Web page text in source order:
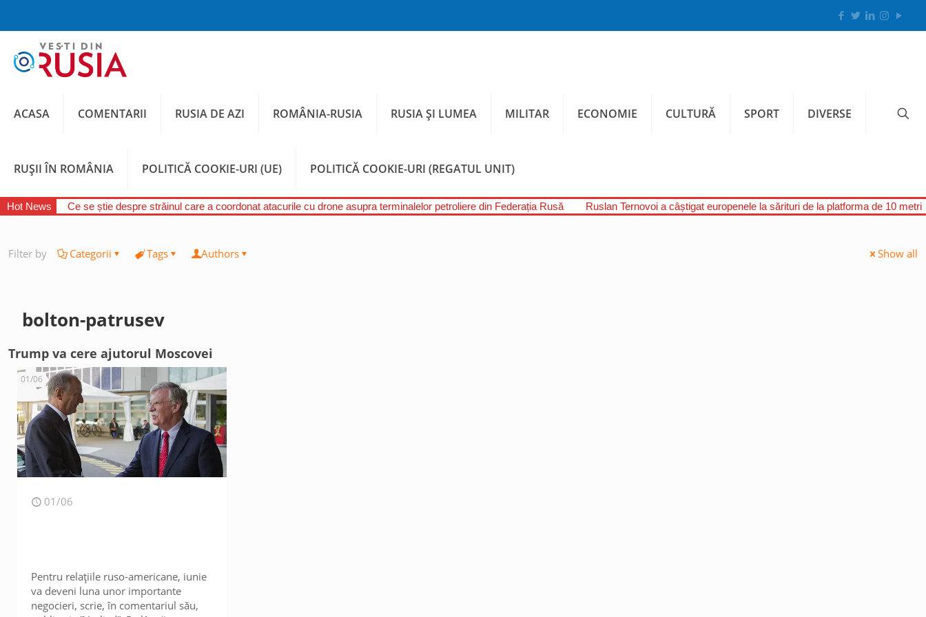
ACASA COMENTARII RUSIA DE AZI ROMÂNIA-RUSIA RUSIA ȘI LUMEA MILITAR ECONOMIE CULTURĂ SPORT DIVERSE
RUȘII ÎN ROMÂNIA POLITICĂ COOKIE-URI (UE) POLITICĂ COOKIE-URI (REGATUL UNIT)
Hot News Ce se știe despre străinul care a coordonat atacurile cu drone asupra terminalelor petroliere din Federația Rusă Ruslan Ternovoi a câștigat europenele la sărituri de la platforma de 10 metri
Filter by Categorii Tags Authors Show all
bolton-patrusev
Trump va cere ajutorul Moscovei
01/06
01/06
Pentru relațiile ruso-americane, iunie
va deveni luna unor importante
negocieri, scrie, în comentariul său,